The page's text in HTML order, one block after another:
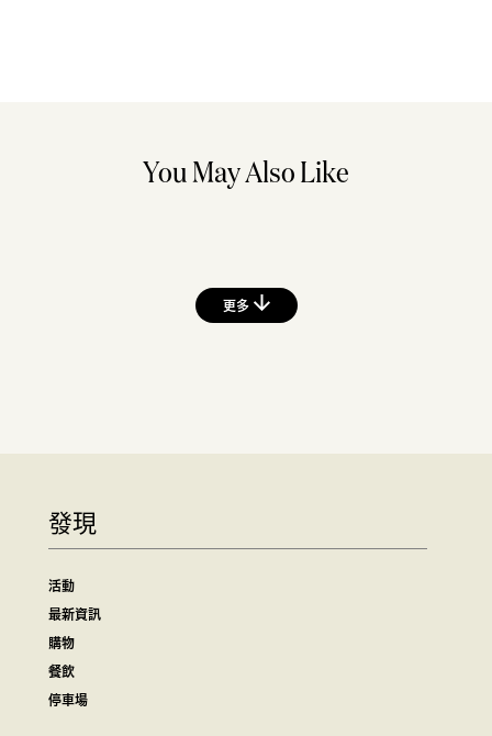
You May Also Like
更多
發現
活動
最新資訊
購物
餐飲
停車場